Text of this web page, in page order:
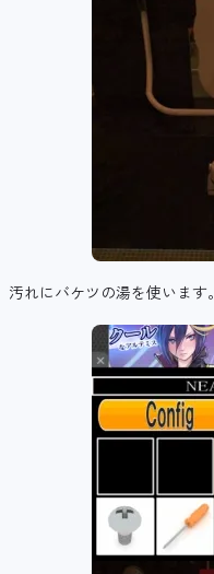
汚れにバケツの湯を使います。